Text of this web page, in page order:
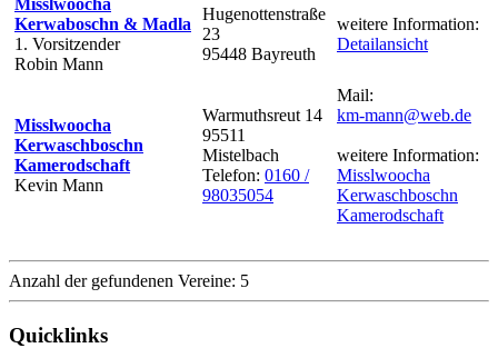
Kerwaboschn & Madla
1. Vorsitzender
Robin Mann
Hugenottenstraße
23
95448 Bayreuth
weitere Information:
Detailansicht
Misslwoocha
Kerwaschboschn
Kamerodschaft
Kevin Mann
Warmuthsreut 14
95511
Mistelbach
Telefon: 0160 /
98035054
Mail:
km-mann@web.de
weitere Information:
Misslwoocha
Kerwaschboschn
Kamerodschaft
Anzahl der gefundenen Vereine: 5
Quicklinks